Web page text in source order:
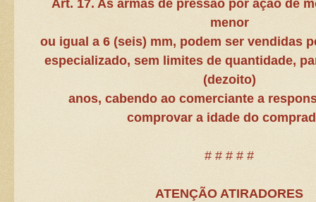
Art. 17. As armas de pressão por ação de
menor
ou igual a 6 (seis) mm, podem ser vendidas
especializado, sem limites de quantidade,
(dezoito)
anos, cabendo ao comerciante a
comprovar a idade do
# # # # #
ATENÇÃO ATIRADORES